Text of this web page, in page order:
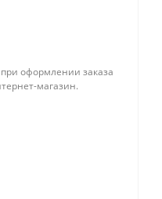
оформлении заказа
магазин.